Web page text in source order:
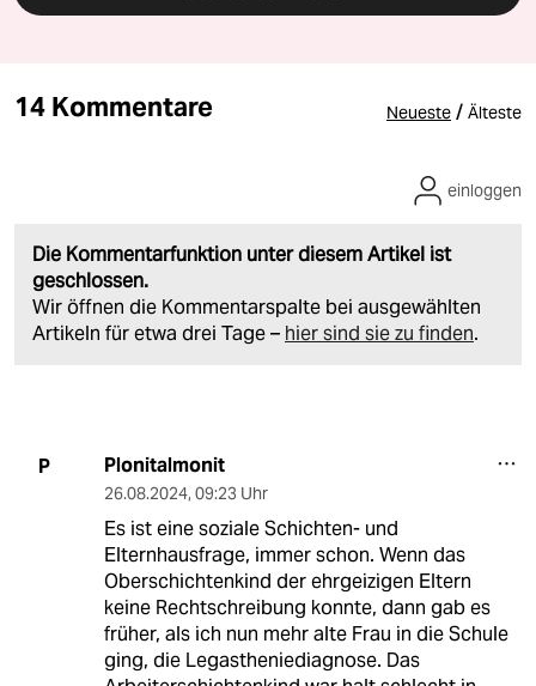
14 Kommentare Neueste / Älteste
Die Kommentarfunktion unter diesem Artikel ist
geschlossen.
Wir öffnen die Kommentarspalte bei ausgewählten
Artikeln für etwa drei Tage – hier sind sie zu finden.
einloggen
P Plonitalmonit
26.08.2024, 09:23 Uhr
Es ist eine soziale Schichten- und
Elternhausfrage, immer schon. Wenn das
Oberschichtenkind der ehrgeizigen Eltern
keine Rechtschreibung konnte, dann gab es
früher, als ich nun mehr alte Frau in die Schule
ging, die Legastheniediagnose. Das